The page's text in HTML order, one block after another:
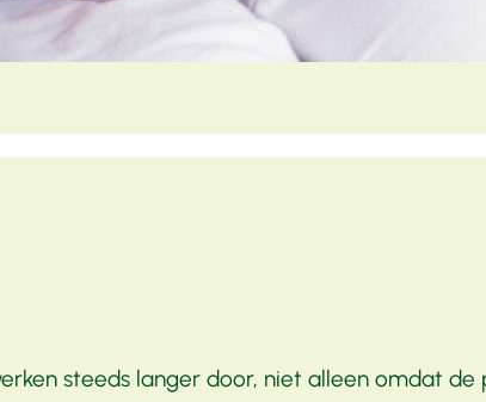
steeds langer door, niet alleen omdat